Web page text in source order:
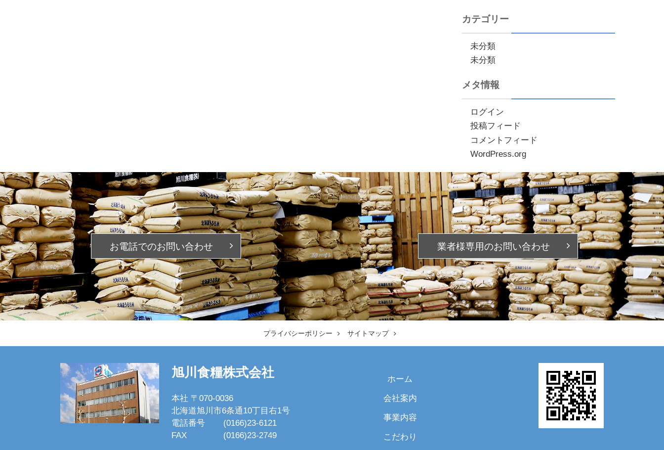
カテゴリー
未分類
未分類
メタ情報
ログイン
投稿フィード
コメントフィード
WordPress.org
お電話でのお問い合わせ 業者様専用のお問い合わせ
プライバシーポリシー サイトマップ
旭川食糧株式会社
本社 〒070-0036
北海道旭川市6条通10丁目右1号
電話番号
(0166)23-6121
FAX
(0166)23-2749
ホーム
会社案内
事業内容
こだわり